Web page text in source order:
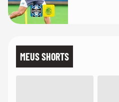
MEUS SHORTS